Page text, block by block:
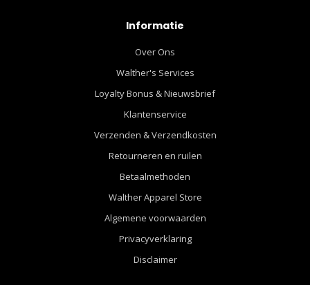
Informatie
Over Ons
Walther's Services
Loyalty Bonus & Nieuwsbrief
Klantenservice
Verzenden & Verzendkosten
Retourneren en ruilen
Betaalmethoden
Walther Apparel Store
Algemene voorwaarden
Privacyverklaring
Disclaimer